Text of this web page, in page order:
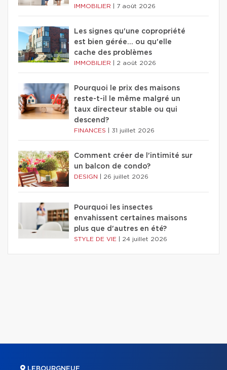
IMMOBILIER 7 août 2026
Les signes qu'une copropriété
est bien gérée… ou qu'elle
cache des problèmes
IMMOBILIER 2 août 2026
Pourquoi le prix des maisons
reste-t-il le même malgré un
taux directeur stable ou qui
descend?
FINANCES 31 juillet 2026
Comment créer de l'intimité sur
un balcon de condo?
DESIGN 26 juillet 2026
Pourquoi les insectes
envahissent certaines maisons
plus que d'autres en été?
STYLE DE VIE 24 juillet 2026
LEBOURGNEUF